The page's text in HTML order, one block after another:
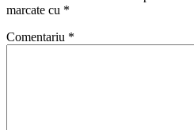
marcate cu *
Comentariu *